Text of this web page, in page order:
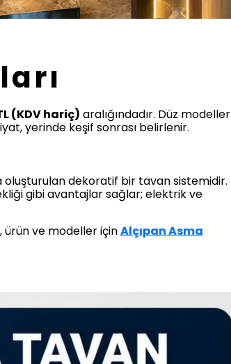
(KDV hariç) aralığındadır. Düz modeller
yerinde keşif sonrası belirlenir.
oluşturulan dekoratif bir tavan sistemidir.
gibi avantajlar sağlar; elektrik ve
ürün ve modeller içinAlçıpan Asma